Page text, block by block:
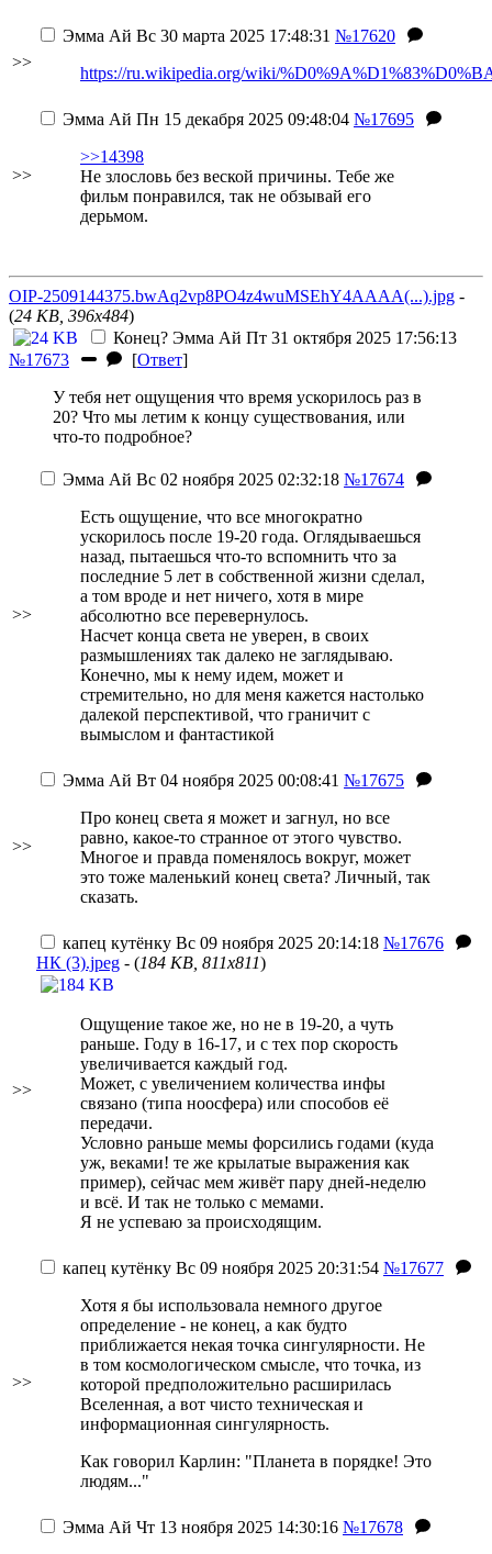
>>
Эмма Ай Вс 30 марта 2025 17:48:31 №17620
https://ru.wikipedia.org/wiki/
>>
Эмма Ай Пн 15 декабря 2025 09:48:04 №17695
>>14398
Не злословь без веской причины. Тебе же
фильм понравился, так не обзывай его
дерьмом.
OIP-2509144375.bwAq2vp8PO4z4wuMSEhY4AAAA(...).jpg -
(24 KB, 396x484)
Конец? Эмма Ай Пт 31 октября 2025 17:56:13
№17673
[Ответ]
У тебя нет ощущения что время ускорилось раз в
20? Что мы летим к концу существования, или
что-то подробное?
>>
Эмма Ай Вс 02 ноября 2025 02:32:18 №17674
Есть ощущение, что все многократно
ускорилось после 19-20 года. Оглядываешься
назад, пытаешься что-то вспомнить что за
последние 5 лет в собственной жизни сделал,
а том вроде и нет ничего, хотя в мире
абсолютно все перевернулось.
Насчет конца света не уверен, в своих
размышлениях так далеко не заглядываю.
Конечно, мы к нему идем, может и
стремительно, но для меня кажется настолько
далекой перспективой, что граничит с
вымыслом и фантастикой
>>
Эмма Ай Вт 04 ноября 2025 00:08:41 №17675
Про конец света я может и загнул, но все
равно, какое-то странное от этого чувство.
Многое и правда поменялось вокруг, может
это тоже маленький конец света? Личный, так
сказать.
>>
капец кутёнку Вс 09 ноября 2025 20:14:18 №17676
НК (3).jpeg - (184 KB, 811x811)
Ощущение такое же, но не в 19-20, а чуть
раньше. Году в 16-17, и с тех пор скорость
увеличивается каждый год.
Может, с увеличением количества инфы
связано (типа ноосфера) или способов её
передачи.
Условно раньше мемы форсились годами (куда
уж, веками! те же крылатые выражения как
пример), сейчас мем живёт пару дней-неделю
и всё. И так не только с мемами.
Я не успеваю за происходящим.
>>
капец кутёнку Вс 09 ноября 2025 20:31:54 №17677
Хотя я бы использовала немного другое
определение - не конец, а как будто
приближается некая точка сингулярности. Не
в том космологическом смысле, что точка, из
которой предположительно расширилась
Вселенная, а вот чисто техническая и
информационная сингулярность.
Как говорил Карлин: "Планета в порядке! Это
людям..."
Эмма Ай Чт 13 ноября 2025 14:30:16 №17678